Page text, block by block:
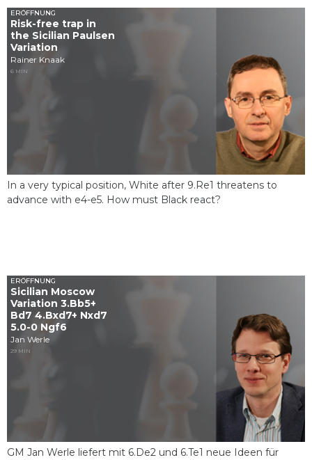
ERÖFFNUNG
Risk-free trap in
the Sicilian Paulsen
Variation
Rainer Knaak
6 MIN
In a very typical position, White after 9.Re1 threatens to
advance with e4-e5. How must Black react?
ERÖFFNUNG
Sicilian Moscow
Variation 3.Bb5+
Bd7 4.Bxd7+ Nxd7
5.0-0 Ngf6
Jan Werle
29 MIN
GM Jan Werle liefert mit 6.De2 und 6.Te1 neue Ideen für